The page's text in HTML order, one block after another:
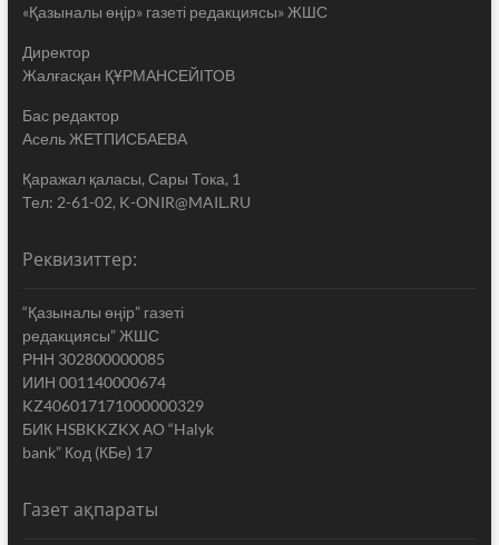
«Қазыналы өңір» газеті редакциясы» ЖШС
Директор
Жалғасқан ҚҰРМАНСЕЙІТОВ
Бас редактор
Асель ЖЕТПИСБАЕВА
Қаражал қаласы, Сары Тока, 1
Тел: 2-61-02, K-ONIR@MAIL.RU
Реквизиттер:
“Қазыналы өңір” газеті
редакциясы” ЖШС
РНН 302800000085
ИИН 001140000674
KZ406017171000000329
БИК HSBKKZKX АО “Halyk
bank” Код (КБе) 17
Газет ақпараты